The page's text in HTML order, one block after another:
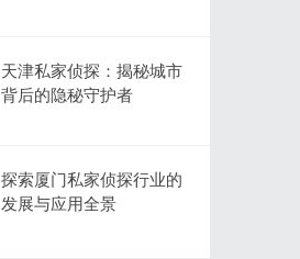
天津私家侦探：揭秘城市
背后的隐秘守护者
探索厦门私家侦探行业的
发展与应用全景